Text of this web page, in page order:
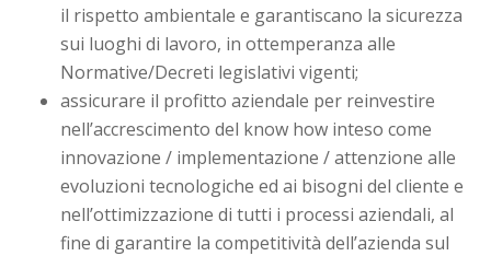
il rispetto ambientale e garantiscano la sicurezza
sui luoghi di lavoro, in ottemperanza alle
Normative/Decreti legislativi vigenti;
assicurare il profitto aziendale per reinvestire
nell’accrescimento del know how inteso come
innovazione / implementazione / attenzione alle
evoluzioni tecnologiche ed ai bisogni del cliente e
nell’ottimizzazione di tutti i processi aziendali, al
fine di garantire la competitività dell’azienda sul